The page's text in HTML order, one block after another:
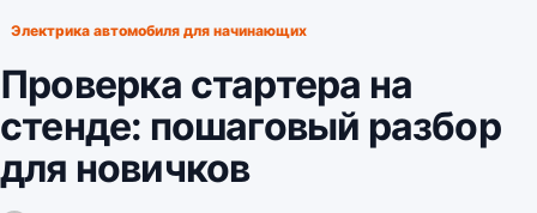
Электрика автомобиля для начинающих
Проверка стартера на
стенде: пошаговый разбор
для новичков